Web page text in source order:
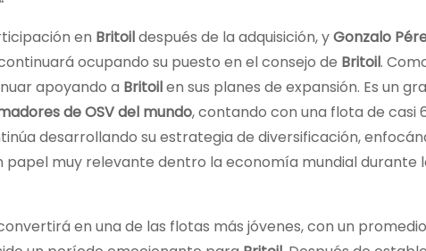
en Britoildespués de la adquisición, yGonzalo
ocupando su puesto en el consejo de Britoil.
apoyando a Britoilen sus planes de expansión. Es un
de OSV del mundo, contando con una flota de casi
desarrollando su estrategia de diversificación,
muy relevante dentro la economía mundial durante
en una de las flotas más jóvenes, con un promedio